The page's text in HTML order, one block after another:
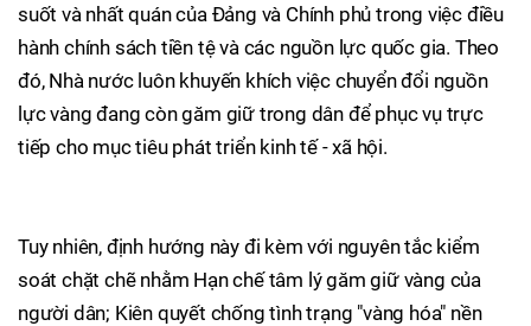
suốt và nhất quán của Đảng và Chính phủ trong việc điều
hành chính sách tiền tệ và các nguồn lực quốc gia. Theo
đó, Nhà nước luôn khuyến khích việc chuyển đổi nguồn
lực vàng đang còn găm giữ trong dân để phục vụ trực
tiếp cho mục tiêu phát triển kinh tế - xã hội.
Tuy nhiên, định hướng này đi kèm với nguyên tắc kiểm
soát chặt chẽ nhằm Hạn chế tâm lý găm giữ vàng của
người dân; Kiên quyết chống tình trạng "vàng hóa" nền